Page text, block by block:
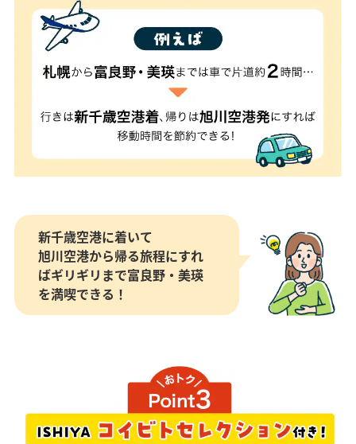
新千歳空港に着いて
旭川空港から帰る旅程にすれ
ばギリギリまで富良野・美瑛
を満喫できる！